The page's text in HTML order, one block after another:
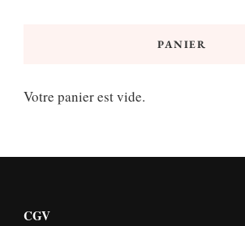
PANIER
Votre panier est vide.
CGV